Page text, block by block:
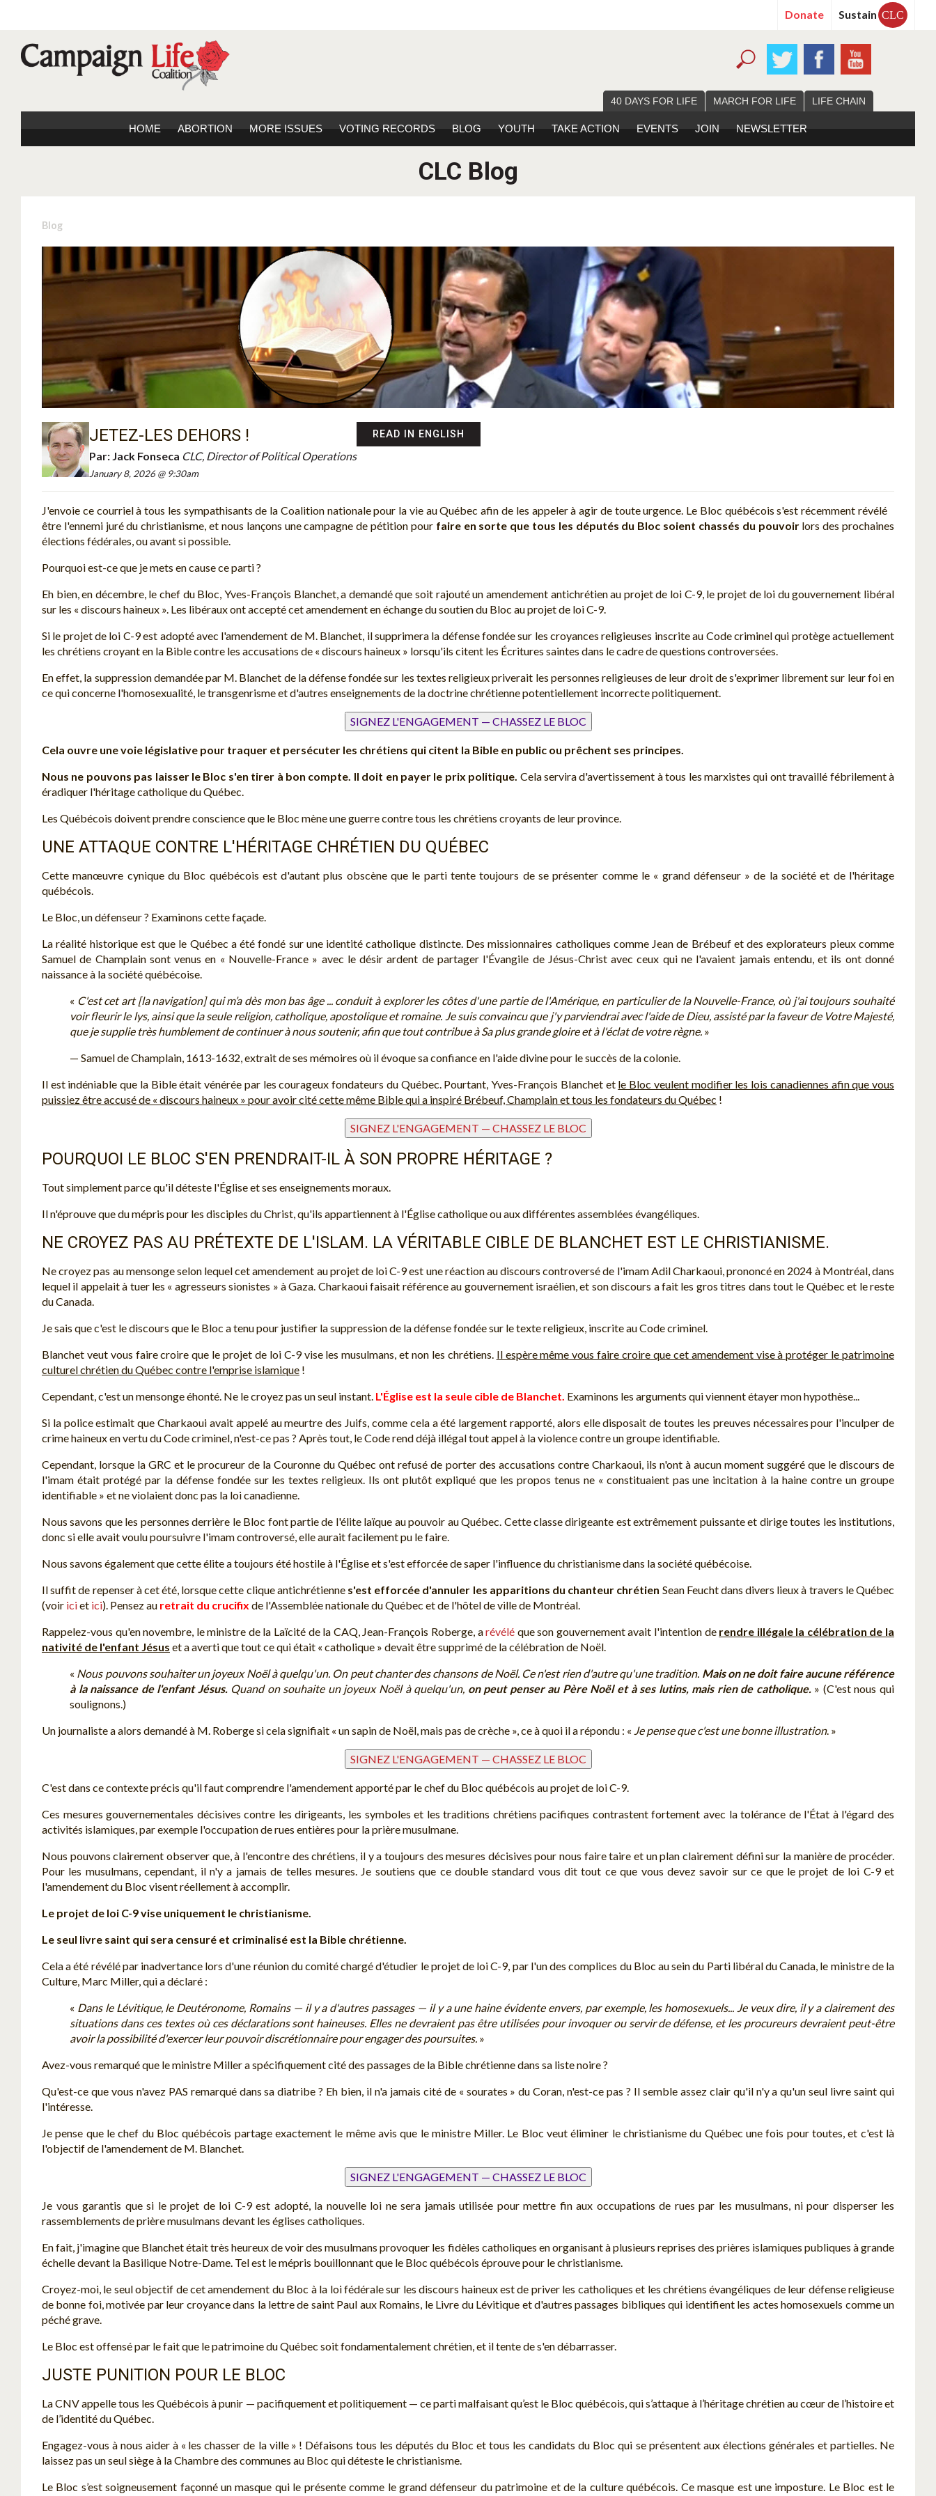
Donate Sustain CLC
40 DAYS FOR LIFE MARCH FOR LIFE LIFE CHAIN
HOME ABORTION MORE ISSUES VOTING RECORDS BLOG YOUTH TAKE ACTION EVENTS JOIN NEWSLETTER
CLC Blog
Blog
JETEZ-LES DEHORS !
Par: Jack Fonseca CLC, Director of Political Operations
January 8, 2026 @ 9:30am
READ IN ENGLISH
J'envoie ce courriel à tous les sympathisants de la Coalition nationale pour la vie au Québec afin de les appeler à agir de toute urgence. Le Bloc québécois s'est récemment révélé
être l'ennemi juré du christianisme, et nous lançons une campagne de pétition pour faire en sorte que tous les députés du Bloc soient chassés du pouvoirlors des prochaines
élections fédérales, ou avant si possible.
Pourquoi est-ce que je mets en cause ce parti ?
Eh bien, en décembre, le chef du Bloc, Yves-François Blanchet, a demandé que soit rajouté un amendement antichrétien au projet de loi C-9, le projet de loi du gouvernement libéral
sur les « discours haineux ». Les libéraux ont accepté cet amendement en échange du soutien du Bloc au projet de loi C-9.
Si le projet de loi C-9 est adopté avec l'amendement de M. Blanchet, il supprimera la défense fondée sur les croyances religieuses inscrite au Code criminel qui protège actuellement
les chrétiens croyant en la Bible contre les accusations de « discours haineux » lorsqu'ils citent les Écritures saintes dans le cadre de questions controversées.
En effet, la suppression demandée par M. Blanchet de la défense fondée sur les textes religieux priverait les personnes religieuses de leur droit de s'exprimer librement sur leur foi en
ce qui concerne l'homosexualité, le transgenrisme et d'autres enseignements de la doctrine chrétienne potentiellement incorrecte politiquement.
Cela ouvre une voie législative pour traquer et persécuter les chrétiens qui citent la Bible en public ou prêchent ses principes.
Nous ne pouvons pas laisser le Bloc s'en tirer à bon compte. Il doit en payer le prix politique. Cela servira d'avertissement à tous les marxistes qui ont travaillé fébrilement à
éradiquer l'héritage catholique du Québec.
Les Québécois doivent prendre conscience que le Bloc mène une guerre contre tous les chrétiens croyants de leur province.
UNE ATTAQUE CONTRE L'HÉRITAGE CHRÉTIEN DU QUÉBEC
Cette manœuvre cynique du Bloc québécois est d'autant plus obscène que le parti tente toujours de se présenter comme le « grand défenseur » de la société et de l'héritage
québécois.
Le Bloc, un défenseur ? Examinons cette façade.
La réalité historique est que le Québec a été fondé sur une identité catholique distincte. Des missionnaires catholiques comme Jean de Brébeuf et des explorateurs pieux comme
Samuel de Champlain sont venus en « Nouvelle-France » avec le désir ardent de partager l'Évangile de Jésus-Christ avec ceux qui ne l'avaient jamais entendu, et ils ont donné
naissance à la société québécoise.
« C'est cet art [la navigation] qui m’a dès mon bas âge ... conduit à explorer les côtes d'une partie de l'Amérique, en particulier de la Nouvelle-France, où j'ai toujours souhaité
voir fleurir le lys, ainsi que la seule religion, catholique, apostolique et romaine. Je suis convaincu que j'y parviendrai avec l'aide de Dieu, assisté par la faveur de Votre Majesté,
que je supplie très humblement de continuer à nous soutenir, afin que tout contribue à Sa plus grande gloire et à l'éclat de votre règne. »
— Samuel de Champlain, 1613-1632, extrait de ses mémoires où il évoque sa confiance en l'aide divine pour le succès de la colonie.
Il est indéniable que la Bible était vénérée par les courageux fondateurs du Québec. Pourtant, Yves-François Blanchet et le Bloc veulent modifier les lois canadiennes afin que vous
puissiez être accusé de « discours haineux » pour avoir cité cette même Bible qui a inspiré Brébeuf, Champlain et tous les fondateurs du Québec !
POURQUOI LE BLOC S'EN PRENDRAIT-IL À SON PROPRE HÉRITAGE ?
Tout simplement parce qu'il déteste l'Église et ses enseignements moraux.
Il n'éprouve que du mépris pour les disciples du Christ, qu'ils appartiennent à l'Église catholique ou aux différentes assemblées évangéliques.
NE CROYEZ PAS AU PRÉTEXTE DE L'ISLAM. LA VÉRITABLE CIBLE DE BLANCHET EST LE CHRISTIANISME.
Ne croyez pas au mensonge selon lequel cet amendement au projet de loi C-9 est une réaction au discours controversé de l'imam Adil Charkaoui, prononcé en 2024 à Montréal, dans
lequel il appelait à tuer les « agresseurs sionistes » à Gaza. Charkaoui faisait référence au gouvernement israélien, et son discours a fait les gros titres dans tout le Québec et le reste
du Canada.
Je sais que c'est le discours que le Bloc a tenu pour justifier la suppression de la défense fondée sur le texte religieux, inscrite au Code criminel.
Blanchet veut vous faire croire que le projet de loi C-9 vise les musulmans, et non les chrétiens. Il espère même vous faire croire que cet amendement vise à protéger le patrimoine
culturel chrétien du Québec contre l'emprise islamique !
Cependant, c'est un mensonge éhonté. Ne le croyez pas un seul instant. L'Église est la seule cible de Blanchet. Examinons les arguments qui viennent étayer mon hypothèse...
Si la police estimait que Charkaoui avait appelé au meurtre des Juifs, comme cela a été largement rapporté, alors elle disposait de toutes les preuves nécessaires pour l'inculper de
crime haineux en vertu du Code criminel, n'est-ce pas ? Après tout, le Code rend déjà illégal tout appel à la violence contre un groupe identifiable.
Cependant, lorsque la GRC et le procureur de la Couronne du Québec ont refusé de porter des accusations contre Charkaoui, ils n'ont à aucun moment suggéré que le discours de
l'imam était protégé par la défense fondée sur les textes religieux. Ils ont plutôt expliqué que les propos tenus ne « constituaient pas une incitation à la haine contre un groupe
identifiable » et ne violaient donc pas la loi canadienne.
Nous savons que les personnes derrière le Bloc font partie de l'élite laïque au pouvoir au Québec. Cette classe dirigeante est extrêmement puissante et dirige toutes les institutions,
donc si elle avait voulu poursuivre l'imam controversé, elle aurait facilement pu le faire.
Nous savons également que cette élite a toujours été hostile à l'Église et s'est efforcée de saper l'influence du christianisme dans la société québécoise.
Il suffit de repenser à cet été, lorsque cette clique antichrétienne s'est efforcée d'annuler les apparitions du chanteur chrétien Sean Feucht dans divers lieux à travers le Québec
(voir iciet ici). Pensez au retrait du crucifix de l'Assemblée nationale du Québec et de l'hôtel de ville de Montréal.
Rappelez-vous qu'en novembre, le ministre de la Laïcité de la CAQ, Jean-François Roberge, arévélé que son gouvernement avait l'intention de rendre illégale la célébration de la
nativité de l'enfant Jésus et a averti que tout ce qui était « catholique » devait être supprimé de la célébration de Noël.
« Nous pouvons souhaiter un joyeux Noël à quelqu'un. On peut chanter des chansons de Noël. Ce n'est rien d'autre qu'une tradition. Mais on ne doit faire aucune référence
à la naissance de l'enfant Jésus. Quand on souhaite un joyeux Noël à quelqu'un, on peut penser au Père Noël et à ses lutins, mais rien de catholique. » (C'est nous qui
soulignons.)
Un journaliste a alors demandé à M. Roberge si cela signifiait « un sapin de Noël, mais pas de crèche », ce à quoi il a répondu : « Je pense que c'est une bonne illustration. »
C'est dans ce contexte précis qu'il faut comprendre l'amendement apporté par le chef du Bloc québécois au projet de loi C-9.
Ces mesures gouvernementales décisives contre les dirigeants, les symboles et les traditions chrétiens pacifiques contrastent fortement avec la tolérance de l'État à l'égard des
activités islamiques, par exemple l'occupation de rues entières pour la prière musulmane.
Nous pouvons clairement observer que, à l'encontre des chrétiens, il y a toujours des mesures décisives pour nous faire taire et un plan clairement défini sur la manière de procéder.
Pour les musulmans, cependant, il n'y a jamais de telles mesures. Je soutiens que ce double standard vous dit tout ce que vous devez savoir sur ce que le projet de loi C-9 et
l'amendement du Bloc visent réellement à accomplir.
Le projet de loi C-9 vise uniquement le christianisme.
Le seul livre saint qui sera censuré et criminalisé est la Bible chrétienne.
Cela a été révélé par inadvertance lors d'une réunion du comité chargé d'étudier le projet de loi C-9, par l'un des complices du Bloc au sein du Parti libéral du Canada, le ministre de la
Culture, Marc Miller, qui a déclaré :
« Dans le Lévitique, le Deutéronome, Romains — il y a d'autres passages — il y a une haine évidente envers, par exemple, les homosexuels... Je veux dire, il y a clairement des
situations dans ces textes où ces déclarations sont haineuses. Elles ne devraient pas être utilisées pour invoquer ou servir de défense, et les procureurs devraient peut-être
avoir la possibilité d'exercer leur pouvoir discrétionnaire pour engager des poursuites. »
Avez-vous remarqué que le ministre Miller a spécifiquement cité des passages de la Bible chrétienne dans sa liste noire ?
Qu'est-ce que vous n'avez PAS remarqué dans sa diatribe ? Eh bien, il n'a jamais cité de « sourates » du Coran, n'est-ce pas ? Il semble assez clair qu'il n'y a qu'un seul livre saint qui
l'intéresse.
Je pense que le chef du Bloc québécois partage exactement le même avis que le ministre Miller. Le Bloc veut éliminer le christianisme du Québec une fois pour toutes, et c'est là
l'objectif de l'amendement de M. Blanchet.
Je vous garantis que si le projet de loi C-9 est adopté, la nouvelle loi ne sera jamais utilisée pour mettre fin aux occupations de rues par les musulmans, ni pour disperser les
rassemblements de prière musulmans devant les églises catholiques.
En fait, j'imagine que Blanchet était très heureux de voir des musulmans provoquer les fidèles catholiques en organisant à plusieurs reprises des prières islamiques publiques à grande
échelle devant la Basilique Notre-Dame. Tel est le mépris bouillonnant que le Bloc québécois éprouve pour le christianisme.
Croyez-moi, le seul objectif de cet amendement du Bloc à la loi fédérale sur les discours haineux est de priver les catholiques et les chrétiens évangéliques de leur défense religieuse
de bonne foi, motivée par leur croyance dans la lettre de saint Paul aux Romains, le Livre du Lévitique et d'autres passages bibliques qui identifient les actes homosexuels comme un
péché grave.
Le Bloc est offensé par le fait que le patrimoine du Québec soit fondamentalement chrétien, et il tente de s'en débarrasser.
JUSTE PUNITION POUR LE BLOC
La CNV appelle tous les Québécois à punir — pacifiquement et politiquement — ce parti malfaisant qu’est le Bloc québécois, qui s’attaque à l’héritage chrétien au cœur de l’histoire et
de l’identité du Québec.
Engagez-vous à nous aider à « les chasser de la ville » ! Défaisons tous les députés du Bloc et tous les candidats du Bloc qui se présentent aux élections générales et partielles. Ne
laissez pas un seul siège à la Chambre des communes au Bloc qui déteste le christianisme.
Le Bloc s’est soigneusement façonné un masque qui le présente comme le grand défenseur du patrimoine et de la culture québécois. Ce masque est une imposture. Le Bloc est le